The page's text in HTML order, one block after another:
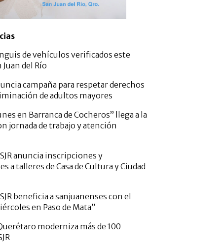
de vehículos verificados este
Juan del Río
campaña para respetar derechos
de adultos mayores
en Barranca de Cocheros” llega a la
jornada de trabajo y atención
anuncia inscripciones y
a talleres de Casa de Cultura y Ciudad
beneficia a sanjuanenses con el
en Paso de Mata”
moderniza más de 100